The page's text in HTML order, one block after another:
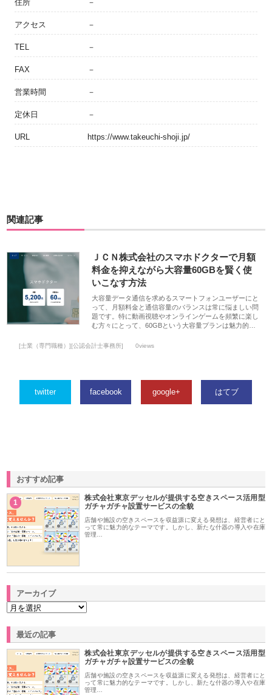
住所 －
アクセス －
TEL －
FAX －
営業時間 －
定休日 －
URL https://www.takeuchi-shoji.jp/
関連記事
ＪＣＮ株式会社のスマホドクターで月額
料金を抑えながら大容量60GBを賢く使
いこなす方法
大容量データ通信を求めるスマートフォンユーザーにと
って、月額料金と通信容量のバランスは常に悩ましい問
題です。特に動画視聴やオンラインゲームを頻繁に楽し
む方々にとって、60GBという大容量プランは魅力的…
[士業（専門職種）][公認会計士事務所] 0views
twitter facebook google+ はてブ
おすすめ記事
1
株式会社東京デッセルが提供する空きスペース活用型
ガチャガチャ設置サービスの全貌
店舗や施設の空きスペースを収益源に変える発想は、経営者にと
って常に魅力的なテーマです。しかし、新たな什器の導入や在庫
管理…
アーカイブ
最近の記事
株式会社東京デッセルが提供する空きスペース活用型
ガチャガチャ設置サービスの全貌
店舗や施設の空きスペースを収益源に変える発想は、経営者にと
って常に魅力的なテーマです。しかし、新たな什器の導入や在庫
管理…